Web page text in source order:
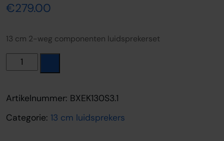
€279.00
13 cm 2-weg componenten luidsprekerset
Boxmore BXE K130 S3.1 aantal
Artikelnummer: BXEK130S3.1
Categorie: 13 cm luidsprekers